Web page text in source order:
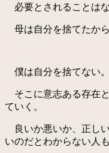
必要とされることはな
母は自分を捨てたから
僕は自分を捨てない。
そこに意志ある存在
ていく。
良いか悪いか、正し
いのだとわからない人も